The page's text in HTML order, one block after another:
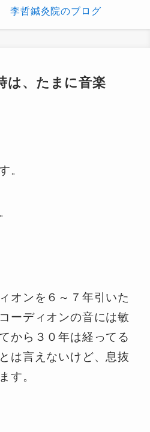
は、たまに音楽
。
オンを６～７年引いた
ーディオンの音には敏
から３０年は経ってる
は言えないけど、息抜
す。